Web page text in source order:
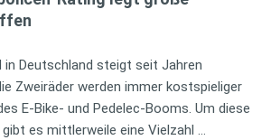
in Deutschland steigt seit Jahren
Zweiräder werden immer kostspieliger
E-Bike- und Pedelec-Booms. Um diese
es mittlerweile eine Vielzahl …